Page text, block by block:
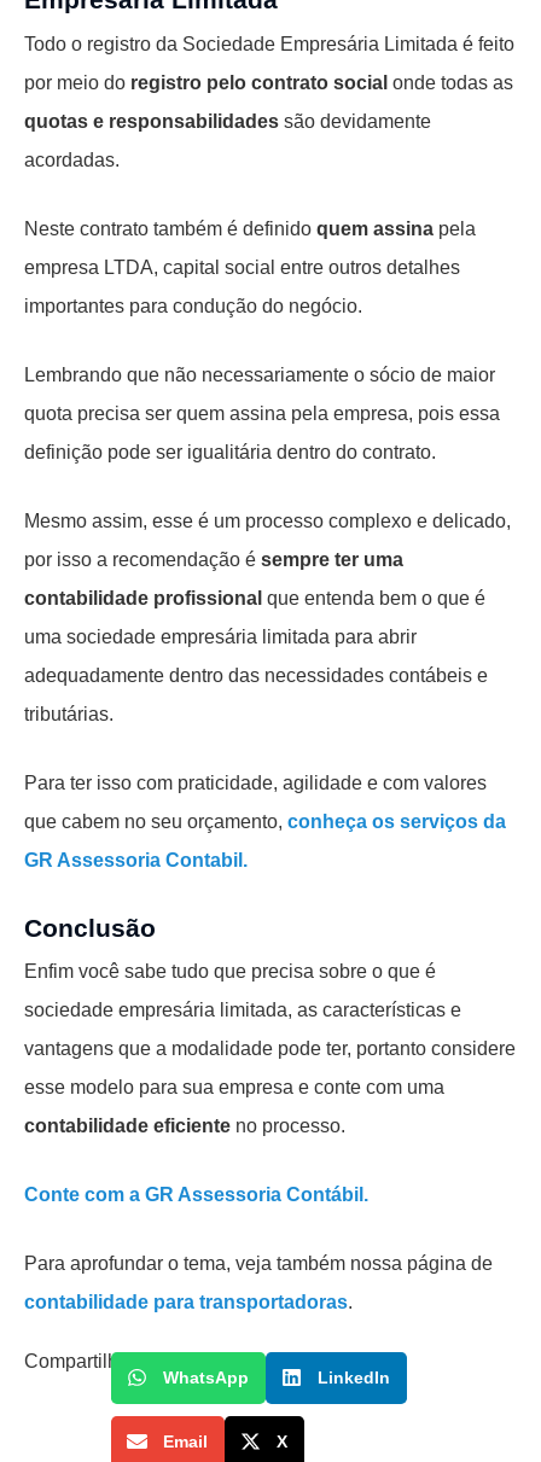
Todo o registro da Sociedade Empresária Limitada é feito
por meio do registro pelo contrato social onde todas as
quotas e responsabilidades são devidamente
acordadas.
Neste contrato também é definido quem assina pela
empresa LTDA, capital social entre outros detalhes
importantes para condução do negócio.
Lembrando que não necessariamente o sócio de maior
quota precisa ser quem assina pela empresa, pois essa
definição pode ser igualitária dentro do contrato.
Mesmo assim, esse é um processo complexo e delicado,
por isso a recomendação é sempre ter uma
contabilidade profissional que entenda bem o que é
uma sociedade empresária limitada para abrir
adequadamente dentro das necessidades contábeis e
tributárias.
Para ter isso com praticidade, agilidade e com valores
que cabem no seu orçamento, conheça os serviços da
GR Assessoria Contabil .
Conclusão
Enfim você sabe tudo que precisa sobre o que é
sociedade empresária limitada, as características e
vantagens que a modalidade pode ter, portanto considere
esse modelo para sua empresa e conte com uma
contabilidade eficiente no processo.
Conte com a GR Assessoria Contábil.
Para aprofundar o tema, veja também nossa página de
contabilidade para transportadoras.
Compartilhe
WhatsApp LinkedIn
Email X